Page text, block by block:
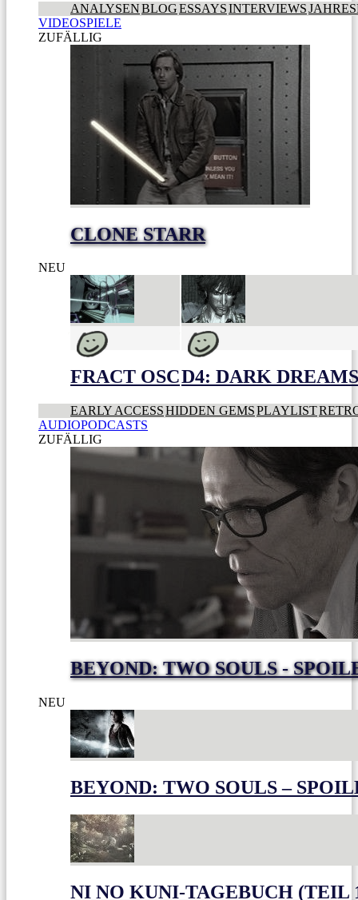
ANALYSENBLOGESSAYSINTERVIEWS
VIDEOSPIELE
ZUFÄLLIG
CLONE STARR
NEU
FRACT OSCD4: DARK
EARLY ACCESSHIDDEN GEMSPLAYLIST
AUDIOPODCASTS
ZUFÄLLIG
BEYOND: TWO SOULS -
NEU
BEYOND: TWO SOULS –
NI NO KUNI-TAGEBUCH (TEIL